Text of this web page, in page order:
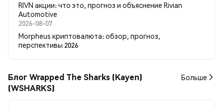
RIVN акции: что это, прогноз и объяснение Rivian
Automotive
2026-08-07
Morpheus криптовалюта: обзор, прогноз,
перспективы 2026
Блог Wrapped The Sharks (Kayen)
(WSHARKS)
Больше